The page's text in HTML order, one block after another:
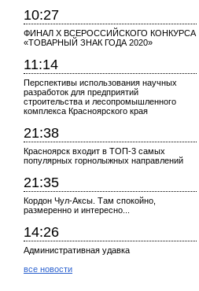
10:27
ФИНАЛ X ВСЕРОССИЙСКОГО КОНКУРСА
«ТОВАРНЫЙ ЗНАК ГОДА 2020»
11:14
Перспективы использования научных
разработок для предприятий
строительства и лесопромышленного
комплекса Красноярского края
21:38
Красноярск входит в ТОП-3 самых
популярных горнолыжных направлений
21:35
Кордон Чул-Аксы. Там спокойно,
размеренно и интересно...
14:26
Административная удавка
все новости